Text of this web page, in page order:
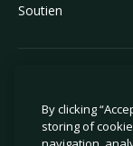
Soutien
Politique de confidentialité
By clicking
storing of